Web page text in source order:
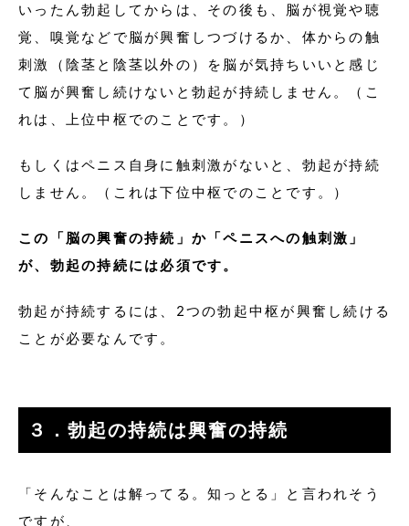
いったん勃起してからは、その後も、脳が視覚や聴
覚、嗅覚などで脳が興奮しつづけるか、体からの触
刺激（陰茎と陰茎以外の）を脳が気持ちいいと感じ
て脳が興奮し続けないと勃起が持続しません。（こ
れは、上位中枢でのことです。）
もしくはペニス自身に触刺激がないと、勃起が持続
しません。（これは下位中枢でのことです。）
この「脳の興奮の持続」か「ペニスへの触刺激」
が、勃起の持続には必須です。
勃起が持続するには、2つの勃起中枢が興奮し続ける
ことが必要なんです。
３．勃起の持続は興奮の持続
「そんなことは解ってる。知っとる」と言われそう
ですが、